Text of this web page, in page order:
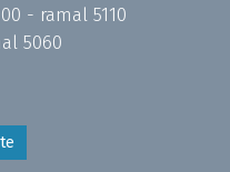
- ramal 5110
5060